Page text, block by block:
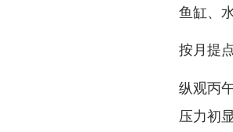
鱼缸、
按月提
纵观丙
压力初